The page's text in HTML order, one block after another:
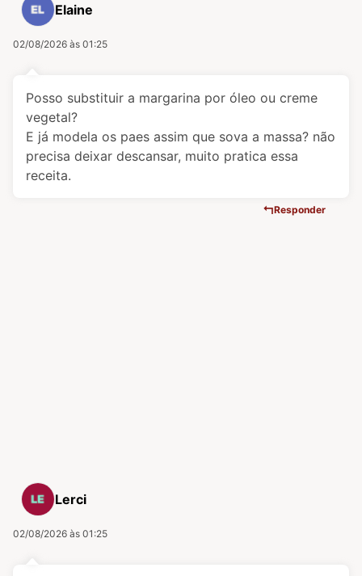
Elaine
02/08/2026 às 01:25
Posso substituir a margarina por óleo ou creme
vegetal?
E já modela os paes assim que sova a massa? não
precisa deixar descansar, muito pratica essa
receita.
Responder
Lerci
02/08/2026 às 01:25